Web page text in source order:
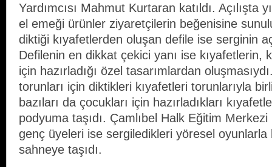
Yardımcısı Mahmut Kurtaran katıldı. Açılışta
el emeği ürünler ziyaretçilerin beğenisine
diktiği kıyafetlerden oluşan defile ise serginin
Defilenin en dikkat çekici yanı ise kıyafetlerin,
için hazırladığı özel tasarımlardan
torunları için diktikleri kıyafetleri torunlarıyla
bazıları da çocukları için hazırladıkları
podyuma taşıdı. Çamlıbel Halk Eğitim Merkezi
genç üyeleri ise sergiledikleri yöresel oyunlarla
sahneye taşıdı.